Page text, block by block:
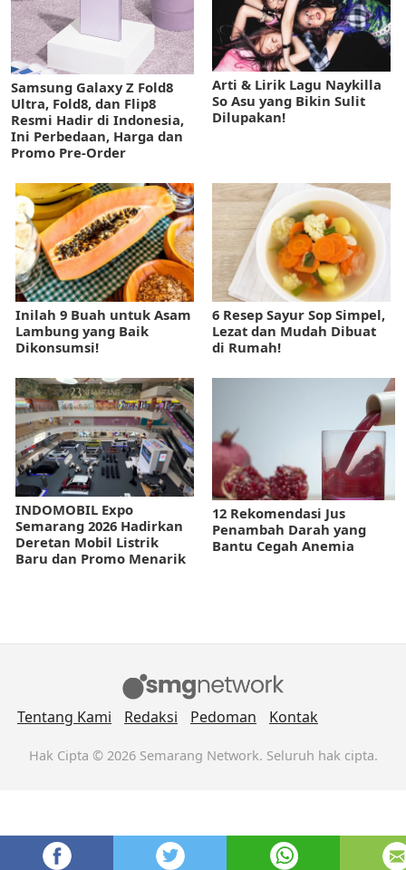
Samsung Galaxy Z Fold8
Ultra, Fold8, dan Flip8
Resmi Hadir di Indonesia,
Ini Perbedaan, Harga dan
Promo Pre-Order
Arti & Lirik Lagu Naykilla
So Asu yang Bikin Sulit
Dilupakan!
Inilah 9 Buah untuk Asam
Lambung yang Baik
Dikonsumsi!
6 Resep Sayur Sop Simpel,
Lezat dan Mudah Dibuat
di Rumah!
INDOMOBIL Expo
Semarang 2026 Hadirkan
Deretan Mobil Listrik
Baru dan Promo Menarik
12 Rekomendasi Jus
Penambah Darah yang
Bantu Cegah Anemia
Tentang Kami Redaksi Pedoman Kontak
Hak Cipta © 2026 Semarang Network. Seluruh hak cipta.